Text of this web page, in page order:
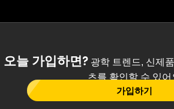
오늘 가입하면?광학 트렌드, 신제
츠를 확인할 수 있어
가입하기